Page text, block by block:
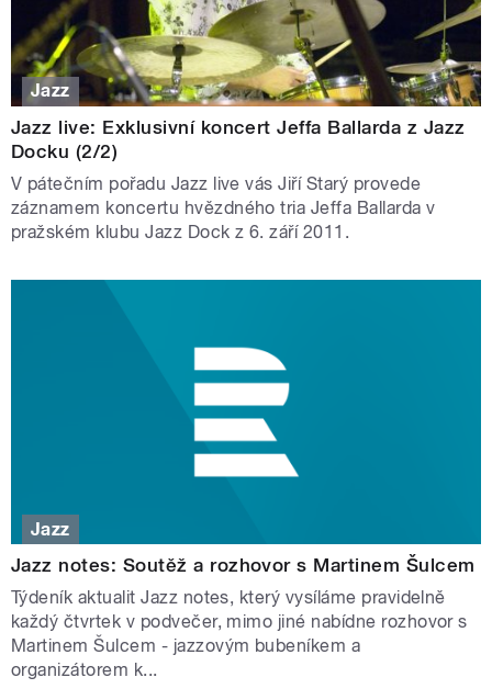
Jazz
Jazz live: Exklusivní koncert Jeffa Ballarda z Jazz
Docku (2/2)
V pátečním pořadu Jazz live vás Jiří Starý provede
záznamem koncertu hvězdného tria Jeffa Ballarda v
pražském klubu Jazz Dock z 6. září 2011.
Jazz
Jazz notes: Soutěž a rozhovor s Martinem Šulcem
Týdeník aktualit Jazz notes, který vysíláme pravidelně
každý čtvrtek v podvečer, mimo jiné nabídne rozhovor s
Martinem Šulcem - jazzovým bubeníkem a
organizátorem k...